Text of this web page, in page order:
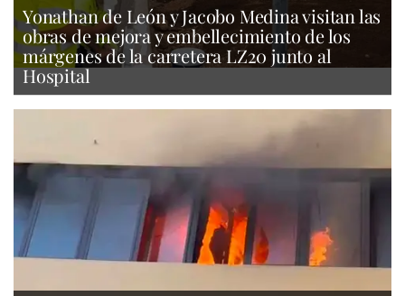
Yonathan de León y Jacobo Medina visitan las
obras de mejora y embellecimiento de los
márgenes de la carretera LZ20 junto al
Hospital